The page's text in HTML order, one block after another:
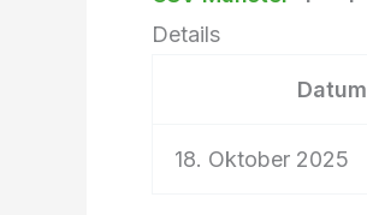
Details
Datum
18. Oktober 2025